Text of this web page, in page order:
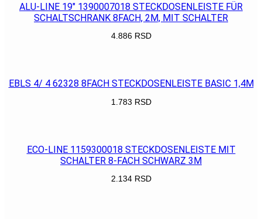
ALU-LINE 19″ 1390007018 STECKDOSENLEISTE FÜR
SCHALTSCHRANK 8FACH, 2M, MIT SCHALTER
4.886 RSD
EBLS 4/ 4 62328 8FACH STECKDOSENLEISTE BASIC 1,4M
1.783 RSD
ECO-LINE 1159300018 STECKDOSENLEISTE MIT
SCHALTER 8-FACH SCHWARZ 3M
2.134 RSD